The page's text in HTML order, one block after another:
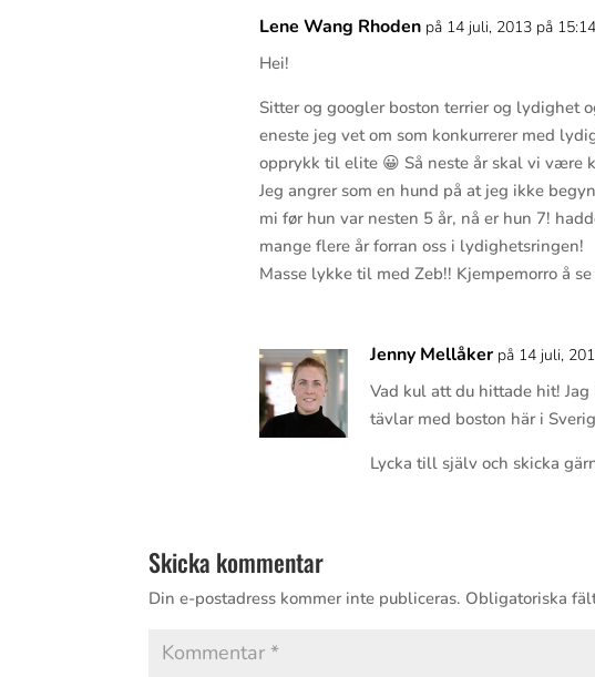
Lene Wang Rhoden på 14 juli, 2013 på 15:14
Hei!
Sitter og googler boston terrier og lydighet
eneste jeg vet om som konkurrerer med
opprykk til elite 😀 Så neste år skal vi være
Jeg angrer som en hund på at jeg ikke
mi før hun var nesten 5 år, nå er hun 7!
mange flere år forran oss i lydighetsringen!
Masse lykke til med Zeb!! Kjempemorro å
Jenny Mellåker på 14 juli,
Vad kul att du hittade hit!
tävlar med boston här i
Lycka till själv och skicka
Skicka kommentar
Din e-postadress kommer inte publiceras. Obligatoriska